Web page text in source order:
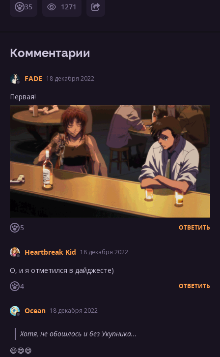
35 1271
Комментарии
FADE 18 декабря 2022
Первая!
5 ОТВЕТИТЬ
Heartbreak Kid 18 декабря 2022
О, и я отметился в дайджесте)
4
ОТВЕТИТЬ
Ocean 18 декабря 2022
Хотя, не обошлось и без Укупника...
😄😄😄